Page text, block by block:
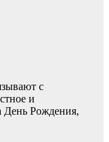
с
и
Рождения,